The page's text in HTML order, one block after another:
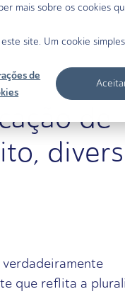
mais sobre os cookies
site. Um cookie
de
de
verdadeiramente
que reflita a